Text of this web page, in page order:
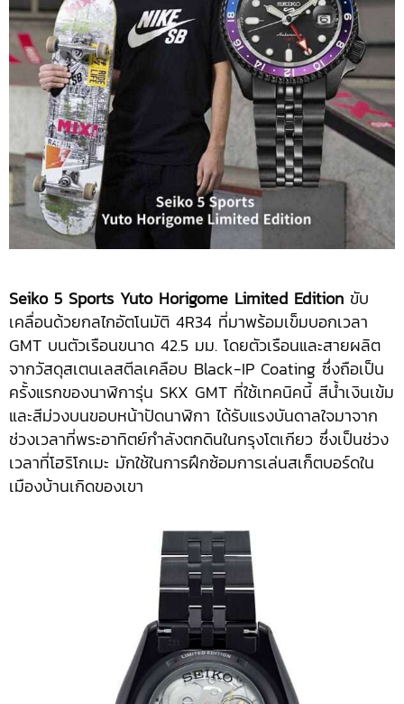
Seiko 5 Sports Yuto Horigome Limited Edition ขับ
เคลื่อนด้วยกลไกอัตโนมัติ 4R34 ที่มาพร้อมเข็มบอกเวลา
GMT บนตัวเรือนขนาด 42.5 มม. โดยตัวเรือนและสายผลิต
จากวัสดุสเตนเลสตีลเคลือบ Black-IP Coating ซึ่งถือเป็น
ครั้งแรกของนาฬิการุ่น SKX GMT ที่ใช้เทคนิคนี้ สีน้ำเงินเข้ม
และสีม่วงบนขอบหน้าปัดนาฬิกา ได้รับแรงบันดาลใจมาจาก
ช่วงเวลาที่พระอาทิตย์กำลังตกดินในกรุงโตเกียว ซึ่งเป็นช่วง
เวลาที่โฮริโกเมะ มักใช้ในการฝึกซ้อมการเล่นสเก็ตบอร์ดใน
เมืองบ้านเกิดของเขา